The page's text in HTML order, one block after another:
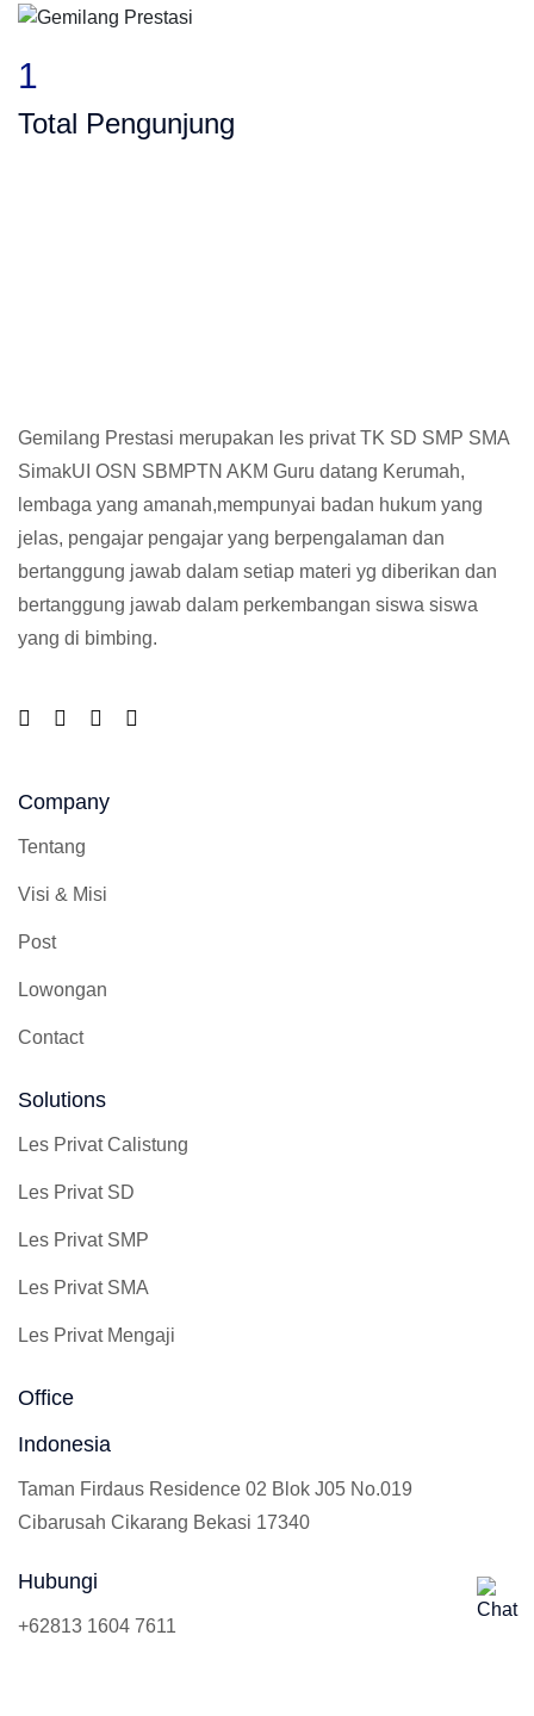
1
Total Pengunjung
Gemilang Prestasi merupakan les privat TK SD SMP SMA
SimakUI OSN SBMPTN AKM Guru datang Kerumah,
lembaga yang amanah,mempunyai badan hukum yang
jelas, pengajar pengajar yang berpengalaman dan
bertanggung jawab dalam setiap materi yg diberikan dan
bertanggung jawab dalam perkembangan siswa siswa
yang di bimbing.
Company
Tentang
Visi & Misi
Post
Lowongan
Contact
Solutions
Les Privat Calistung
Les Privat SD
Les Privat SMP
Les Privat SMA
Les Privat Mengaji
Office
Indonesia
Taman Firdaus Residence 02 Blok J05 No.019
Cibarusah Cikarang Bekasi 17340
Hubungi
+62813 1604 7611